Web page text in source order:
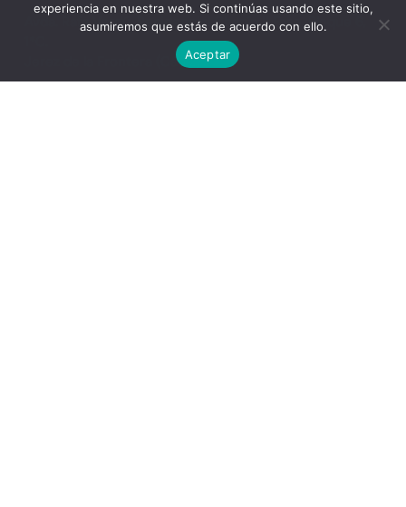
Avda. Rafa Verdú, Residencial Chapín II Fase, Bloque 6,
Jerez de la Frontera (Cádiz)
experiencia en nuestra web. Si continúas usando este sitio,
asumiremos que estás de acuerdo con ello.
Aceptar